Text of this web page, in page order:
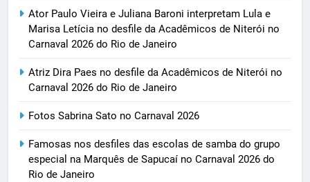
Ator Paulo Vieira e Juliana Baroni interpretam Lula e
Marisa Letícia no desfile da Acadêmicos de Niterói no
Carnaval 2026 do Rio de Janeiro
Atriz Dira Paes no desfile da Acadêmicos de Niterói no
Carnaval 2026 do Rio de Janeiro
Fotos Sabrina Sato no Carnaval 2026
Famosas nos desfiles das escolas de samba do grupo
especial na Marquês de Sapucaí no Carnaval 2026 do
Rio de Janeiro